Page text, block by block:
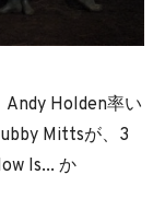
Holden率い
Mittsが、3
Is... か